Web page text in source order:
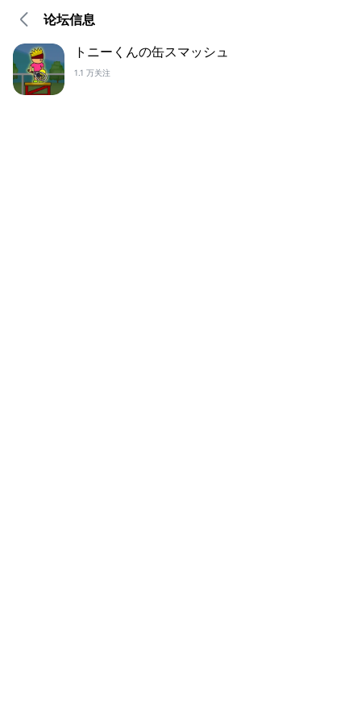
论坛信息
トニーくんの缶スマッシュ
1.1 万关注